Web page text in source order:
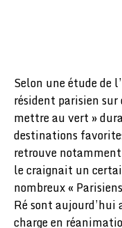
Selon une étude de
résident parisien
mettre au vert »
destinations
retrouve
le craignait un
nombreux «
Ré sont
charge en